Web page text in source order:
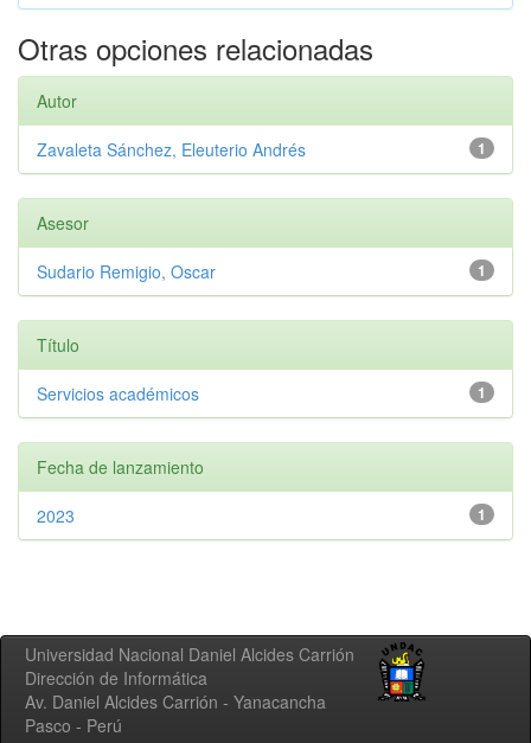
Otras opciones relacionadas
Autor
1
Zavaleta Sánchez, Eleuterio Andrés
Asesor
1
Sudario Remigio, Oscar
Título
1
Servicios académicos
Fecha de lanzamiento
1
2023
Universidad Nacional Daniel Alcides Carrión
Dirección de Informática
Av. Daniel Alcides Carrión - Yanacancha
Pasco - Perú